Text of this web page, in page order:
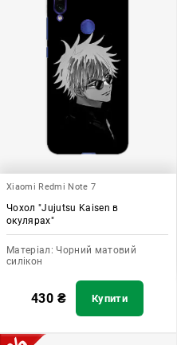
Xiaomi Redmi Note 7
Чохол "Jujutsu Kaisen в
окулярах"
Матеріал: Чорний матовий
силікон
430 ₴ Купити